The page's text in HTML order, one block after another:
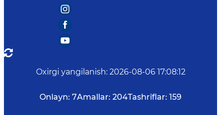
Oxirgi yangilanish: 2026-08-06 17:08:12
Onlayn: 7Amallar: 204Tashriflar: 159